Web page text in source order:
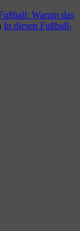
Warum das
In diesen Fußball-